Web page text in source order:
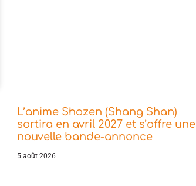
L’anime Shozen (Shang Shan)
sortira en avril 2027 et s’offre une
nouvelle bande-annonce
5 août 2026